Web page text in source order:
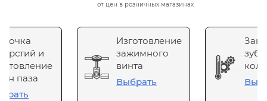
от цен в розничных магазинах
и
паза
Изготовление
зажимного
винта
Выбрать